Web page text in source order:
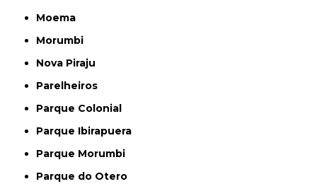
Moema
Morumbi
Nova Piraju
Parelheiros
Parque Colonial
Parque Ibirapuera
Parque Morumbi
Parque do Otero